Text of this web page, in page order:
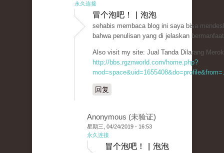
永久连接
冒个泡吧！ | 泡泡
sehabis membaca blog ini saya bisa
bahwa penulisan yang di jelaskan
Also visit my site: Jual Tanda Dilarang
http://bbs.rgznworld.com/home.php?
回复
Anonymous (未验证)
星期三, 04/24/2019 - 16:53
永久连接
冒个泡吧！ | 泡泡